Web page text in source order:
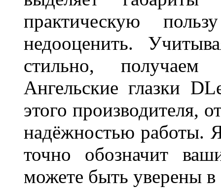
практическую
недооценить.
стильно,
Ангельские глазки
этого производителя,
надёжностью работы.
точно обозначит
можете быть уверены